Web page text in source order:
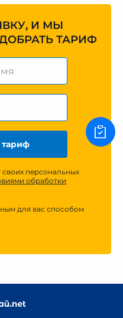
И МЫ
ТАРИФ
тариф
персональных
обработки
для вас способом